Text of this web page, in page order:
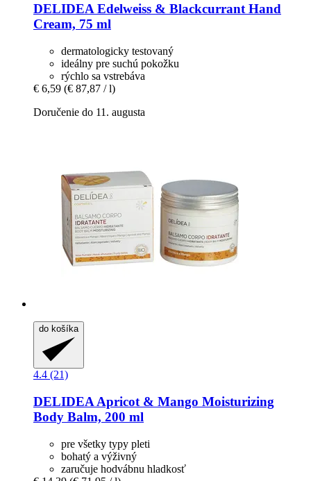
DELIDEA Edelweiss & Blackcurrant Hand
Cream, 75 ml
dermatologicky testovaný
ideálny pre suchú pokožku
rýchlo sa vstrebáva
€ 6,59 (€ 87,87 / l)
Doručenie do 11. augusta
do košíka
4.4 (21)
DELIDEA Apricot & Mango Moisturizing
Body Balm, 200 ml
pre všetky typy pleti
bohatý a výživný
zaručuje hodvábnu hladkosť